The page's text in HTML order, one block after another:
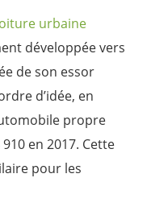
urbaine
développée vers
de son essor
d’idée, en
propre
en 2017. Cette
pour les